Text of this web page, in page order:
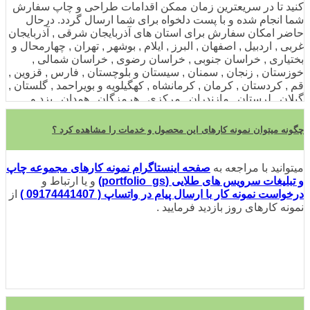
کنید تا در سریعترین زمان ممکن اقدامات طراحی و چاپ سفارش
شما انجام شده و با پست دلخواه برای شما ارسال گردد. درحال
حاضر امکان سفارش برای استان های آذربایجان شرقی , آذربایجان
غربی , اردبیل , اصفهان , البرز , ایلام , بوشهر , تهران , چهارمحال و
بختیاری , خراسان جنوبی , خراسان رضوی , خراسان شمالی ,
خوزستان , زنجان , سمنان , سیستان و بلوچستان , فارس , قزوین ,
قم , کردستان , کرمان , کرمانشاه , کهگیلویه و بویراحمد , گلستان ,
گیلان , لرستان , مازندران , مرکزی , هرمزگان , همدان , یزد و
همچنین شهرها و شهرستان های تهران , مشهد , اصفهان , کرج ,
شیراز , تبریز , اهواز , قم , کرمانشاه , ارومیه , رشت , شهریار ,
کرمان , بندرعباس , همدان , زاهدان , یزد , اردبیل , قزوین , اراک ,
اسلامشهر , بهارستان , بابل , زنجان , خرم‌آباد , ساری , سنندج ,
گرگان , نیشابور , دزفول , آمل , ملارد , کاشان , پاکدشت , ری ,
گنبد کاووس , خوی , بروجرد , سیرجان , بجنورد , مرودشت ,
خمینی‌شهر , نجف‌آباد , قدس , شهرکرد , رفسنجان , قائم‌شهر ,
جیرفت , سبزوار , بویراحمد , بوشهر , آبادان , بندر ماهشهر ,
رباط‌کریم , ملایر , ورامین , ساوه , چابهار , فردیس , قرچک , تربت
بهبهان , نهاوند , پارس‌آباد , دورود , قوچان , خاش , تاکستان ,
چگونه میتوان نمونه کارهای این محصول و خدمات را مشاهده کرد ؟
میتوانید با مراجعه به صفحه اینستاگرام نمونه کارهای مجموعه چاپ
و تبلیغات سرویس های طلایی (portfolio_gs)
و یا ارتباط و
درخواست نمونه کار با ارسال پیام در واتساپ ( 09174441407 )
از
نمونه کارهای روز بازدید فرمایید .